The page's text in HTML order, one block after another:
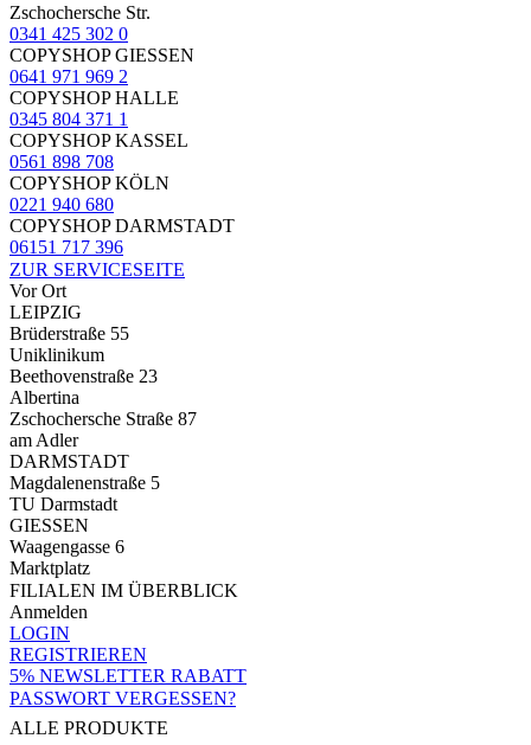
Zschochersche Str.
0341 425 302 0
COPYSHOP GIESSEN
0641 971 969 2
COPYSHOP HALLE
0345 804 371 1
COPYSHOP KASSEL
0561 898 708
COPYSHOP KÖLN
0221 940 680
COPYSHOP DARMSTADT
06151 717 396
ZUR SERVICESEITE
Vor Ort
LEIPZIG
Brüderstraße 55
Uniklinikum
Beethovenstraße 23
Albertina
Zschochersche Straße 87
am Adler
DARMSTADT
Magdalenenstraße 5
TU Darmstadt
GIESSEN
Waagengasse 6
Marktplatz
FILIALEN IM ÜBERBLICK
Anmelden
LOGIN
REGISTRIEREN
5% NEWSLETTER RABATT
PASSWORT VERGESSEN?
ALLE PRODUKTE